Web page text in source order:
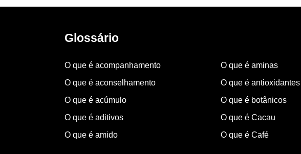
Glossário
O que é acompanhamento
O que é aconselhamento
O que é acúmulo
O que é aditivos
O que é amido
O que é aminas
O que é antioxidantes
O que é botânicos
O que é Cacau
O que é Café